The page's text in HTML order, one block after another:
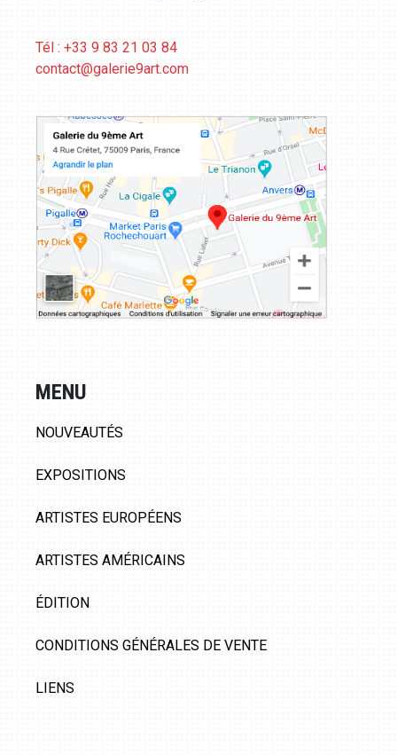
Tél : +33 9 83 21 03 84
contact@galerie9art.com
MENU
NOUVEAUTÉS
EXPOSITIONS
ARTISTES EUROPÉENS
ARTISTES AMÉRICAINS
ÉDITION
CONDITIONS GÉNÉRALES DE VENTE
LIENS